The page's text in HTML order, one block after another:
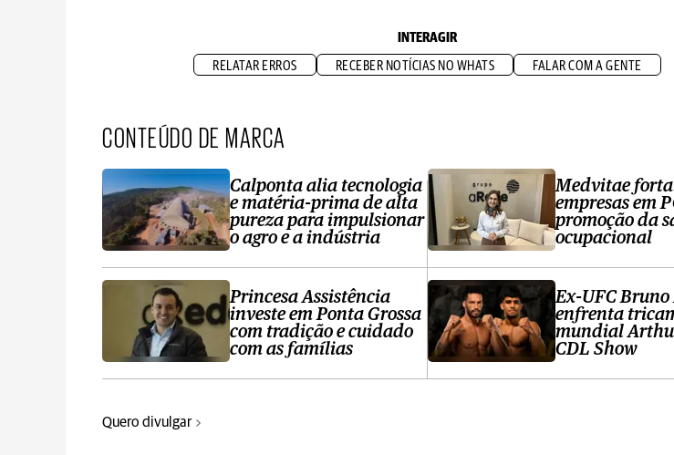
INTERAGIR
RELATAR ERROS RECEBER NOTÍCIAS NO WHATS FALAR COM A GENTE
CONTEÚDO DE MARCA
Calponta alia tecnologia
e matéria-prima de alta
pureza para impulsionar
o agro e a indústria
Princesa Assistência
investe em Ponta Grossa
com tradição e cuidado
com as famílias
Medvitae
empresas em
promoção da
ocupacional
Ex-UFC
enfrenta
mundial
CDL Show
Quero divulgar